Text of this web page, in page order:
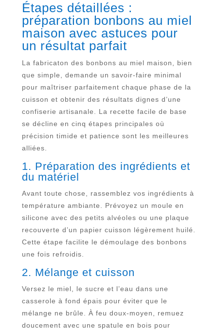
Étapes détaillées :
préparation bonbons au miel
maison avec astuces pour
un résultat parfait
La fabricaton des bonbons au miel maison, bien
que simple, demande un savoir-faire minimal
pour maîtriser parfaitement chaque phase de la
cuisson et obtenir des résultats dignes d’une
confiserie artisanale. La recette facile de base
se décline en cinq étapes principales où
précision timide et patience sont les meilleures
alliées.
1. Préparation des ingrédients et
du matériel
Avant toute chose, rassemblez vos ingrédients à
température ambiante. Prévoyez un moule en
silicone avec des petits alvéoles ou une plaque
recouverte d’un papier cuisson légèrement huilé.
Cette étape facilite le démoulage des bonbons
une fois refroidis.
2. Mélange et cuisson
Versez le miel, le sucre et l’eau dans une
casserole à fond épais pour éviter que le
mélange ne brûle. À feu doux-moyen, remuez
doucement avec une spatule en bois pour